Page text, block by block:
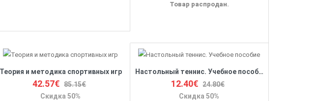
Товар распродан.
Теория и методика спортивных игр
42.57€ 85.15€
Скидка 50%
Настольный теннис. Учебное пособие
12.40€ 24.80€
Скидка 50%